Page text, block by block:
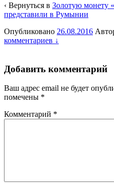
‹ Вернуться в Золотую монету
представили в Румынии
Опубликовано 26.08.2016
комментариев ↓
Добавить комментарий
Ваш адрес email не будет
помечены *
Комментарий *